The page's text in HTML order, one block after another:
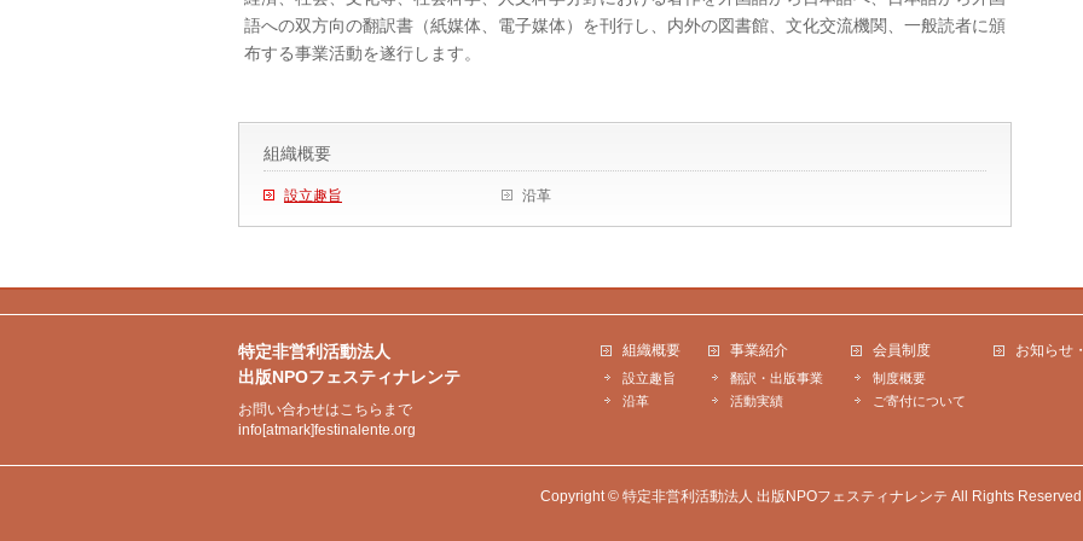
語への双方向の翻訳書（紙媒体、電子媒体）を刊行し、内外の図書館、文化交流機関、一般読者に頒
布する事業活動を遂行します。
組織概要
設立趣旨 沿革
特定非営利活動法人
出版NPOフェスティナレンテ
お問い合わせはこちらまで
info[atmark]festinalente.org
組織概要
設立趣旨
沿革
事業紹介
翻訳・出版事業
活動実績
会員制度
制度概要
ご寄付について
お知らせ
Copyright © 特定非営利活動法人 出版NPOフェスティナレンテ All Rights Reserved.